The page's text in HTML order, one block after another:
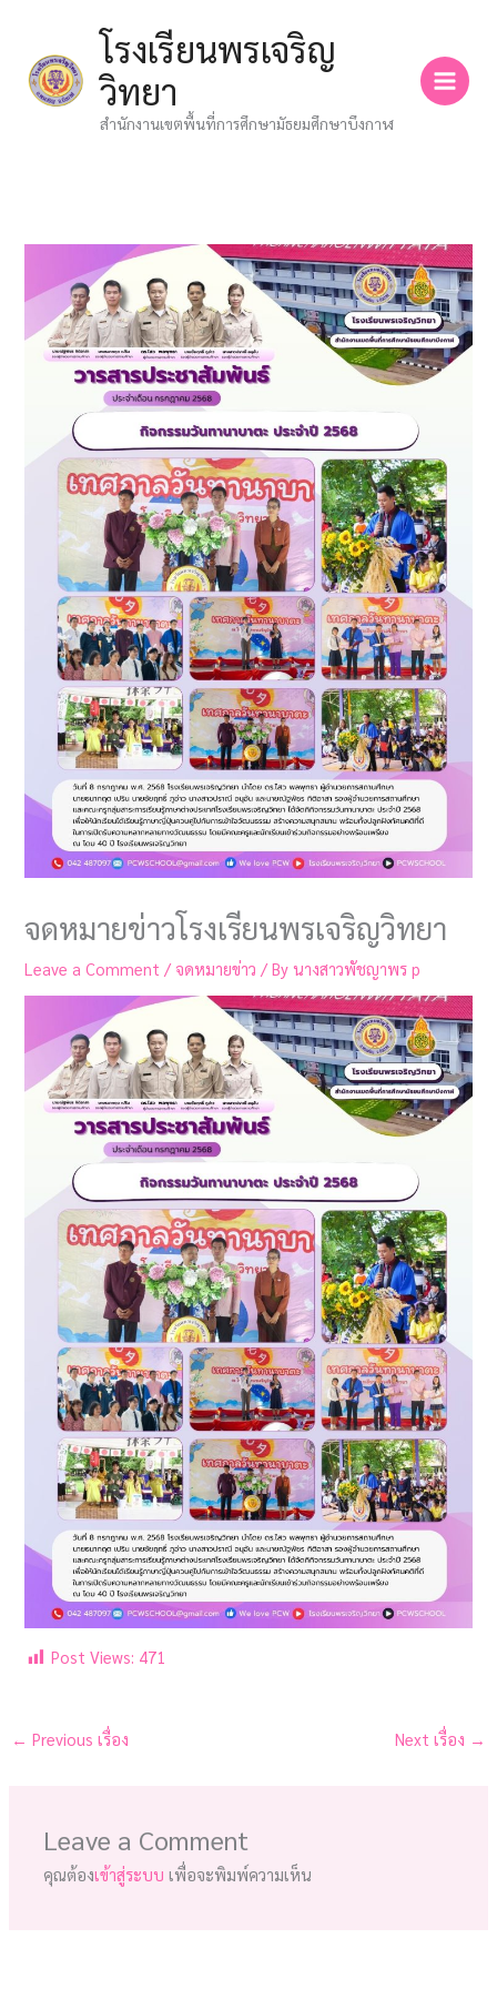
content
โรงเรียนพรเจริญ
วิทยา
สำนักงานเขตพื้นที่การศึกษามัธยมศึกษาบึงกาฬ
จดหมายข่าวโรงเรียนพรเจริญวิทยา
Leave a Comment / จดหมายข่าว / Byนางสาวพัชญาพร p
Post Views: 471
← Previous เรื่อง Next เรื่อง →
Leave a Comment
คุณต้องเข้าสู่ระบบ เพื่อจะพิมพ์ความเห็น